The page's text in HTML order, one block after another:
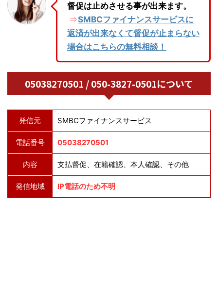
督促は止めさせる事が出来ます。
⇒ SMBCファイナンスサービスに
返済が出来なくて督促が止まらない
場合はこちらの無料相談！
05038270501 / 050-3827-0501について
発信元 SMBCファイナンスサービス
電話番号 05038270501
内容 支払督促、在籍確認、本人確認、その他
発信地域 IP電話のため不明